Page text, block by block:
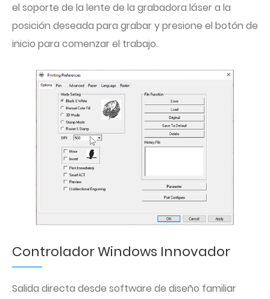
el soporte de la lente de la grabadora láser a la
posición deseada para grabar y presione el botón de
inicio para comenzar el trabajo.
Controlador Windows Innovador
Salida directa desde software de diseño familiar